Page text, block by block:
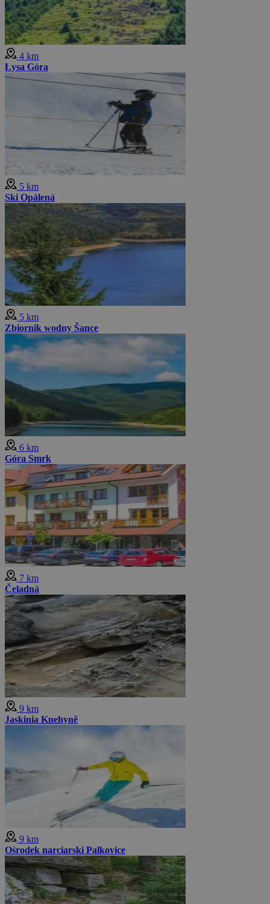
4 km
Łysa Góra
5 km
Ski Opálená
5 km
Zbiornik wodny Šance
6 km
Góra Smrk
7 km
Čeladná
9 km
Jaskinia Knehyně
9 km
Ośrodek narciarski Palkovice